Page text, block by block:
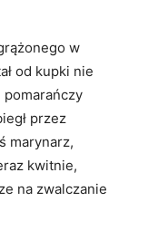
w
od kupki nie
przez
marynarz,
kwitnie,
na zwalczanie